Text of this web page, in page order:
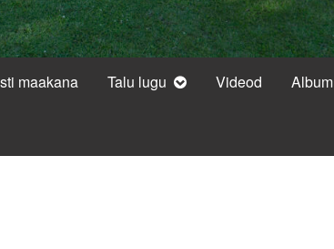
maakana Talu lugu Videod Album